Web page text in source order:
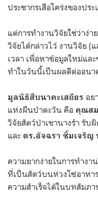
ประชากรเสือโคร่งของปร
แต่การทำงานวิจัยใช่ว่าง่
วิจัยได้กล่าวไว้ งานวิจัย (
เวลา เพื่อหาข้อมูลใหม่แล
ทำในวันนี้เป็นผลดีต่ออนา
มูลนิธิสืบนาคะเสถียร อย
แห่งผืนป่าตะวัน คือ คุณส
วิจัยสัตว์ป่าเขานางรำ รับ
และ ดร.อัจฉรา ซิ้มเจริญ
ความยากง่ายในการทำง
ที่เป็นสัตว์บนห่วงโซ่อาหา
ความสำเร็จได้ในบทสัมภ